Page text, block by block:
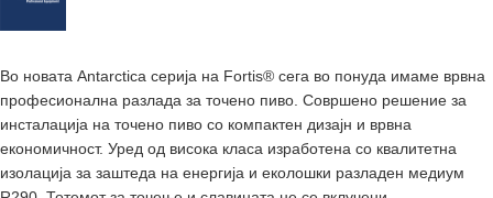
Во новата Antarctica серија на Fortis® сега во понуда имаме врвна
професионална разлада за точено пиво. Совршено решение за
инсталација на точено пиво со компактен дизајн и врвна
економичност. Уред од висока класа изработена со квалитетна
изолација за заштеда на енергија и еколошки разладен медиум